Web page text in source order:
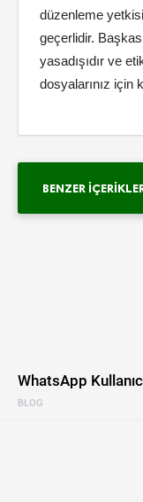
düzenleme
geçerlidir.
yasadışıdır ve
dosyalarınız için
BENZER
BLOG
WhatsApp